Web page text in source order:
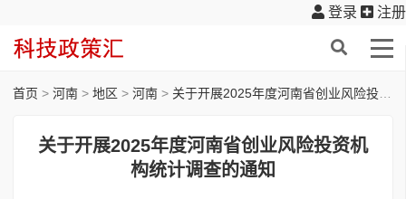
登录 注册
首页 > 河南 > 地区 > 河南 > 关于开展2025年度河南省创业风险投资机构统计调查的通知
关于开展2025年度河南省创业风险投资机
构统计调查的通知